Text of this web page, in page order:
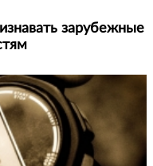
зарубежные